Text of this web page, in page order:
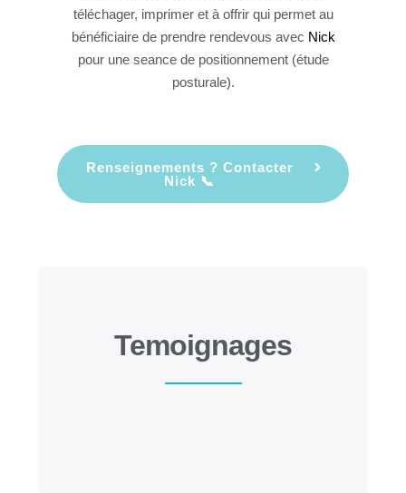
téléchager, imprimer et à offrir qui permet au
bénéficiaire de prendre rendevous avec Nick
pour une seance de positionnement (étude
posturale).
Renseignements ? Contacter
Nick 📞
Temoignages